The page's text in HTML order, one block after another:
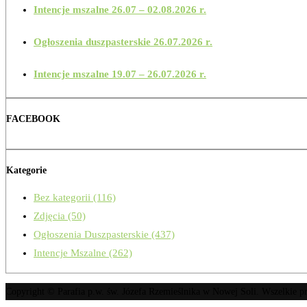
Intencje mszalne 26.07 – 02.08.2026 r.
Ogłoszenia duszpasterskie 26.07.2026 r.
Intencje mszalne 19.07 – 26.07.2026 r.
FACEBOOK
Kategorie
Bez kategorii (116)
Zdjęcia (50)
Ogłoszenia Duszpasterskie (437)
Intencje Mszalne (262)